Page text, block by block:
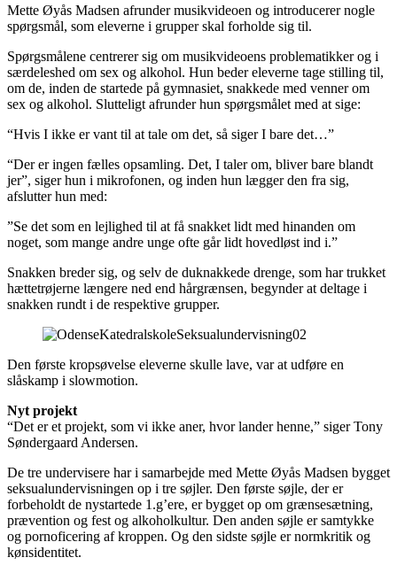
Mette Øyås Madsen afrunder musikvideoen og introducerer nogle
spørgsmål, som eleverne i grupper skal forholde sig til.
Spørgsmålene centrerer sig om musikvideoens problematikker og i
særdeleshed om sex og alkohol. Hun beder eleverne tage stilling til,
om de, inden de startede på gymnasiet, snakkede med venner om
sex og alkohol. Slutteligt afrunder hun spørgsmålet med at sige:
“Hvis I ikke er vant til at tale om det, så siger I bare det…”
“Der er ingen fælles opsamling. Det, I taler om, bliver bare blandt
jer”, siger hun i mikrofonen, og inden hun lægger den fra sig,
afslutter hun med:
”Se det som en lejlighed til at få snakket lidt med hinanden om
noget, som mange andre unge ofte går lidt hovedløst ind i.”
Snakken breder sig, og selv de duknakkede drenge, som har trukket
hættetrøjerne længere ned end hårgrænsen, begynder at deltage i
snakken rundt i de respektive grupper.
Den første kropsøvelse eleverne skulle lave, var at udføre en
slåskamp i slowmotion.
Nyt projekt
“Det er et projekt, som vi ikke aner, hvor lander henne,” siger Tony
Søndergaard Andersen.
De tre undervisere har i samarbejde med Mette Øyås Madsen bygget
seksualundervisningen op i tre søjler. Den første søjle, der er
forbeholdt de nystartede 1.g’ere, er bygget op om grænsesætning,
prævention og fest og alkoholkultur. Den anden søjle er samtykke
og pornoficering af kroppen. Og den sidste søjle er normkritik og
kønsidentitet.